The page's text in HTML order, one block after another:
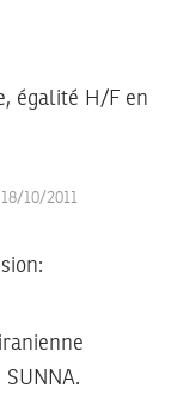
égalité H/F en
10/2011